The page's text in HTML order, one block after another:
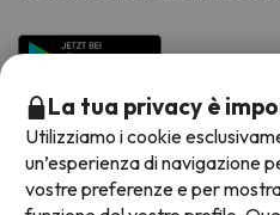
La tua privacy è
Utilizziamo i cookie
un’esperienza di navigazione
vostre preferenze e per